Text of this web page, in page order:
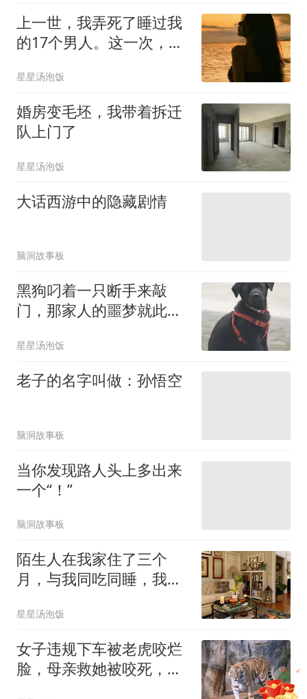
上一世，我弄死了睡过我
的17个男人。这一次，他
星星汤泡饭
婚房变毛坯，我带着拆迁
队上门了
星星汤泡饭
大话西游中的隐藏剧情
脑洞故事板
黑狗叼着一只断手来敲
门，那家人的噩梦就此开
星星汤泡饭
老子的名字叫做：孙悟空
脑洞故事板
当你发现路人头上多出来
一个“！”
脑洞故事板
陌生人在我家住了三个
月，与我同吃同睡，我却
星星汤泡饭
女子违规下车被老虎咬烂
脸，母亲救她被咬死，最
分享单篇